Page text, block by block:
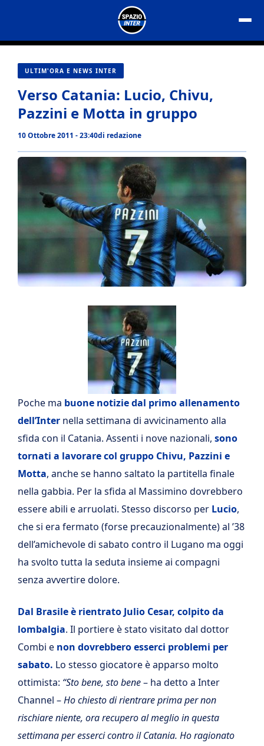
contenuto
ULTIM'ORA E NEWS INTER
Verso Catania: Lucio, Chivu,
Pazzini e Motta in gruppo
10 Ottobre 2011 - 23:40di redazione
Poche ma buone notizie dal primo allenamento
dell’Inter nella settimana di avvicinamento alla
sfida con il Catania. Assenti i nove nazionali, sono
tornati a lavorare col gruppo Chivu, Pazzini e
Motta, anche se hanno saltato la partitella finale
nella gabbia. Per la sfida al Massimino dovrebbero
essere abili e arruolati. Stesso discorso per Lucio,
che si era fermato (forse precauzionalmente) al ’38
dell’amichevole di sabato contro il Lugano ma oggi
ha svolto tutta la seduta insieme ai compagni
senza avvertire dolore.
Dal Brasile è rientrato Julio Cesar, colpito da
lombalgia. Il portiere è stato visitato dal dottor
Combi e non dovrebbero esserci problemi per
sabato. Lo stesso giocatore è apparso molto
ottimista: “Sto bene, sto bene– ha detto a Inter
Channel –Ho chiesto di rientrare prima per non
rischiare niente, ora recupero al meglio in questa
settimana per esserci contro il Catania. Ho ragionato